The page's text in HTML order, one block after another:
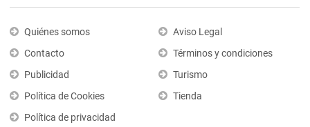
Quiénes somos
Contacto
Publicidad
Política de Cookies
Política de privacidad
Aviso Legal
Términos y condiciones
Turismo
Tienda